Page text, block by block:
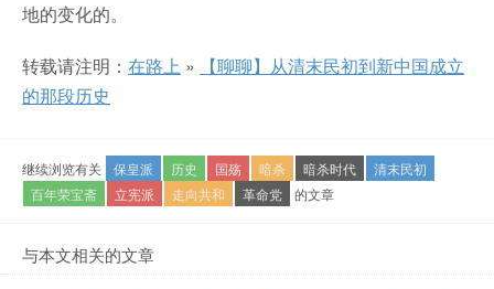
地的变化的。
转载请注明： 在路上 »
【聊聊】从清末民初到新中国成立
的那段历史
继续浏览有关 保皇派 历史 国殇 暗杀 暗杀时代
清末民初
百年荣宝斋
立宪派 走向共和 革命党 的文章
与本文相关的文章